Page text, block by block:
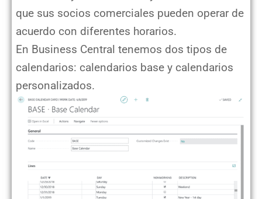
que sus socios comerciales pueden operar de
acuerdo con diferentes horarios.
En Business Central tenemos dos tipos de
calendarios: calendarios base y calendarios
personalizados.